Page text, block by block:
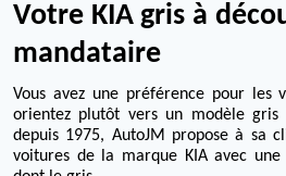
Votre KIA gris à
mandataire
Vous avez une préférence pour les
orientez plutôt vers un modèle gris
depuis 1975, AutoJM propose à sa
voitures de la marque KIA avec